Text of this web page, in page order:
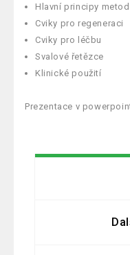
Hlavní principy
Cviky pro regeneraci
Cviky pro léčbu
Svalové řetězce
Klinické použití
Prezentace v